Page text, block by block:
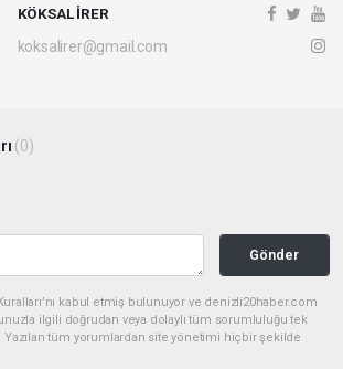
KÖKSAL İRER
koksalirer@gmail.com
(0)
Gönder
kabul etmiş bulunuyor ve denizli20haber.com
ilgili doğrudan veya dolaylı tüm sorumluluğu tek
Yazılan tüm yorumlardan site yönetimi hiçbir şekilde